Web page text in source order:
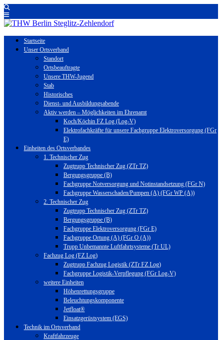
Startseite
Unser Ortsverband
Standort
Ortsbeauftragte
Unsere THW-Jugend
Stab
Historisches
Dienst- und Ausbildungsabende
Aktiv werden – Möglichkeiten im Ehrenamt
Koch/Köchin FZ Log (Log-V)
Elektrofachkräfte für unsere Fachgruppe Elektroversorgung (FGr
E)
Einheiten des Ortsverbandes
1. Technischer Zug
Zugtrupp Technischer Zug (ZTr TZ)
Bergungsgruppe (B)
Fachgruppe Notversorgung und Notinstandsetzung (FGr N)
Fachgruppe Wasserschaden/Pumpen (A) (FGr WP (A))
2. Technischer Zug
Zugtrupp Technischer Zug (ZTr TZ)
Bergungsgruppe (B)
Fachgruppe Elektroversorgung (FGr E)
Fachgruppe Ortung (A) (FGr O (A))
Trupp Unbemannte Luftfahrtsysteme (Tr UL)
Fachzug Log (FZ Log)
Zugtrupp Fachzug Logistik (ZTr FZ Log)
Fachgruppe Logistik-Verpflegung (FGr Log-V)
weitere Einheiten
Höhenrettungsgruppe
Beleuchtungskomponente
Jetfloat®
Einsatzgerüstsystem (EGS)
Technik im Ortsverband
Kraftfahrzeuge